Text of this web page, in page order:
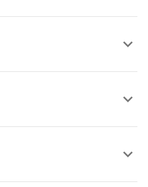
keyboard_arrow_up
keyboard_arrow_up
keyboard_arrow_up